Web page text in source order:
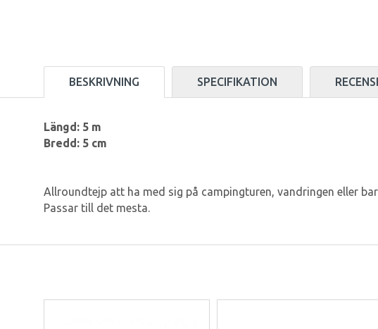
BESKRIVNING SPECIFIKATION
Längd: 5 m
Bredd: 5 cm
Allroundtejp att ha med sig på campingturen, vandringen eller
Passar till det mesta.